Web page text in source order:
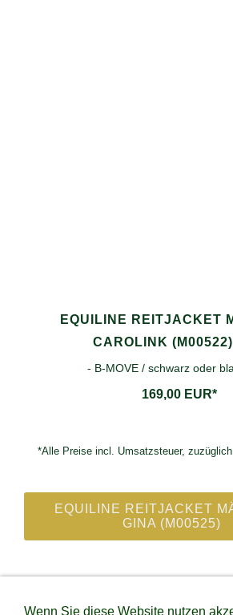
EQUILINE REITJACKET
CAROLINK
- B-MOVE / schwarz oder
169,00 EUR*
*Alle Preise incl. Umsatzsteuer,
EQUILINE REITJACKET
GINA (M00525)
IMPRESSUM DATENSCHUTZ
Wenn Sie diese Website nutzen